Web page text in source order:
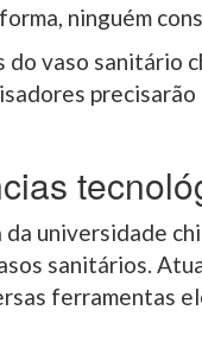
ninguém
vaso sanitário
universidade
sanitários.
ferramentas